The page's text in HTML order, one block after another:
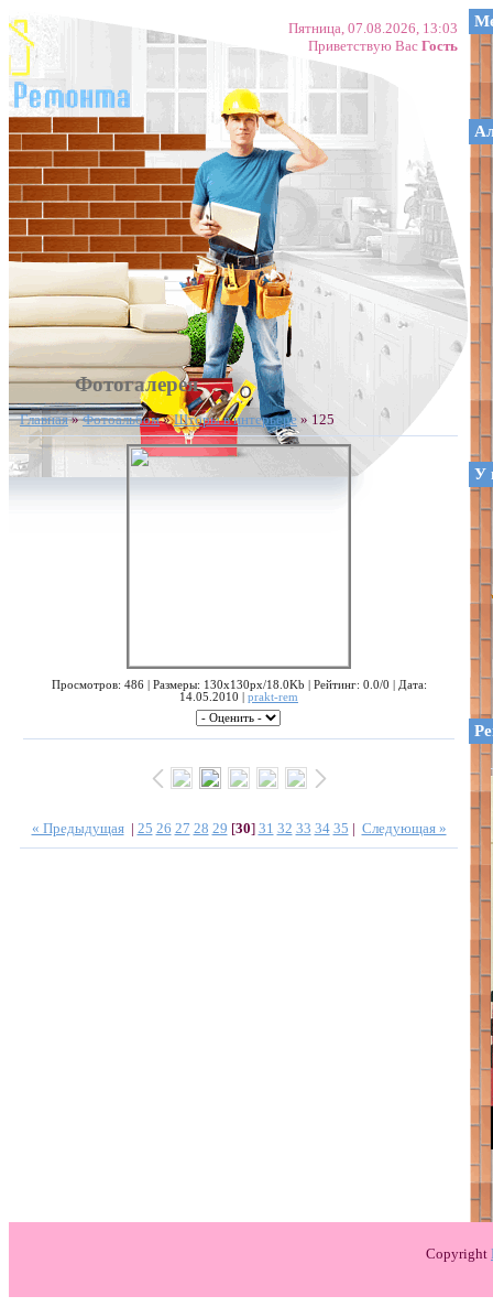
Пятница, 07.08.2026, 13:03
Приветствую Вас Гость
Фотогалерея
Главная»Фотоальбом»Шторы в интерьере » 125
Просмотров: 486 | Размеры: 130x130px/18.0Kb | Рейтинг: 0.0/0 | Дата:
14.05.2010 | prakt-rem
« Предыдущая| 25 26 27 28 29 [30] 31 32 33 34 35 | Следующая »
У
Copyright